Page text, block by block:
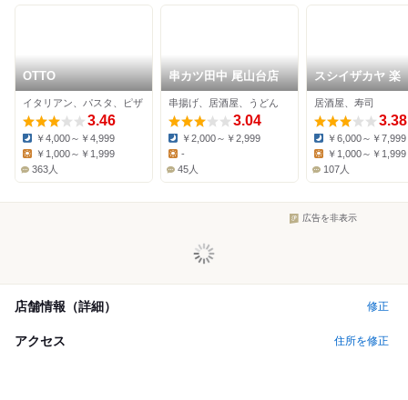
OTTO
イタリアン、パスタ、ピザ
3.46
Dinner:
￥4,000～￥4,999
￥1,000～￥1,999
363人
串カツ田中 尾山台店
串揚げ、居酒屋、うどん
3.04
Dinner:
￥2,000～￥2,999
Lunch:
-
45人
スシイザカヤ 楽
居酒屋、寿司
3.38
Dinner:
￥6,000～￥7,999
￥1,000～￥1,999
107人
広告を非表示
店舗情報（詳細） 修正
アクセス 住所を修正